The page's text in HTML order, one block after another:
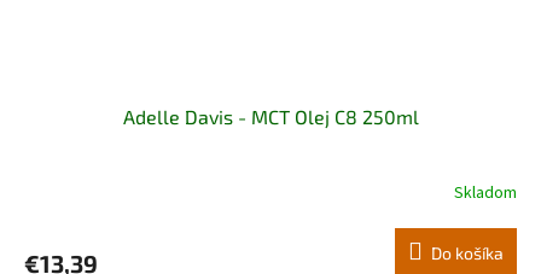
Adelle Davis - MCT Olej C8 250ml
Skladom
€13,39 Do košíka